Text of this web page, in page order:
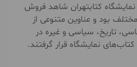
کتابتهران شاهد فروش
بود و عناوین متنوعی از
تاریخ، سیاسی و غیره در
نمایشگاه قرار گرفتند.